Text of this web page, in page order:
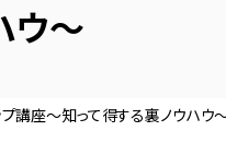
ウ～
講座～知って得する裏ノウハウ